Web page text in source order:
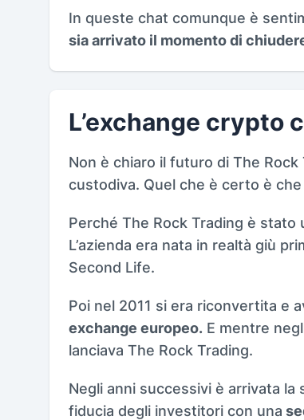
In queste chat comunque è
sia arrivato il momento di
L’exchange crypto
Non è chiaro il futuro di The
custodiva. Quel che è certo è
Perché The Rock Trading è stato
L’azienda era nata in realtà giù
Second Life.
Poi nel 2011 si era riconvertita e
exchange europeo. E mentre
lanciava The Rock Trading.
Negli anni successivi è arrivata la
fiducia degli investitori con una